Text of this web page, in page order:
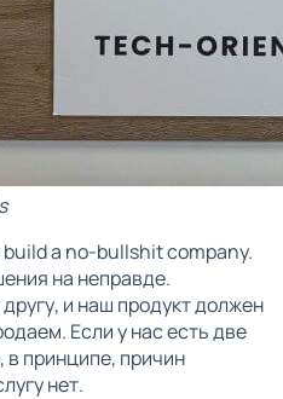
a no-bullshit company.
на неправде.
и наш продукт должен
Если у нас есть две
принципе, причин
нет.